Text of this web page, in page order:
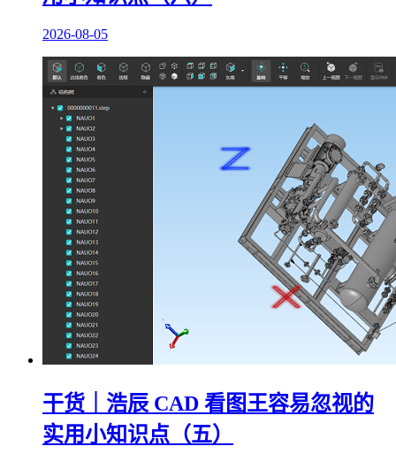
2026-08-05
干货｜浩辰 CAD 看图王容易忽视的
实用小知识点（五）